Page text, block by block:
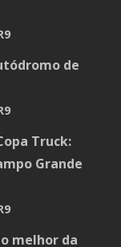
de
Truck:
Grande
melhor da